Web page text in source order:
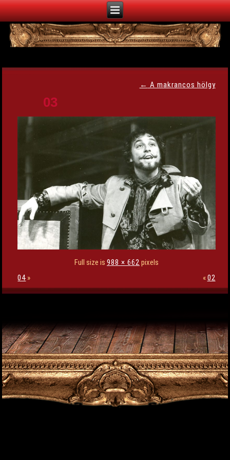
← A makrancos hölgy
03
Full size is 988 × 662 pixels
04 » «02